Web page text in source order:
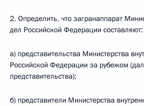
2. Определить, что загранаппарат
дел Российской Федерации составляют:
а) представительства Министерства
Российской Федерации за рубежом
представительства);
б) представители Министерства